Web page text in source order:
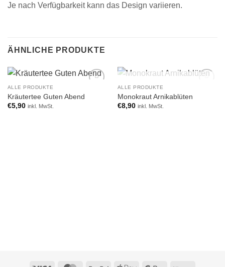
Je nach Verfügbarkeit kann das Design variieren.
ÄHNLICHE PRODUKTE
wishlist
ALLE PRODUKTE
Kräutertee Guten Abend
€5,90 inkl. MwSt.
NICHT VORRÄTIG
ALLE PRODUKTE
Monokraut Arnikablüten
€8,90 inkl. MwSt.